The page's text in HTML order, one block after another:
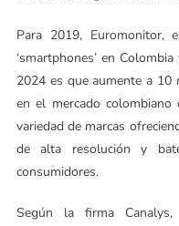
Para 2019,
‘smartphones’ en
2024 es que aumente a 10
en el mercado
variedad de marcas
de alta resolución y
consumidores.
Según la firma